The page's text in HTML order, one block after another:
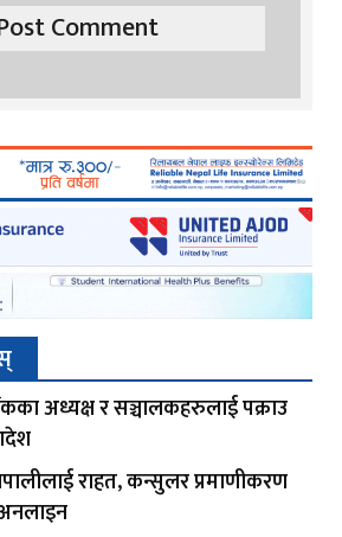
अध्यक्ष र सञ्चालकहरुलाई पक्राउ
राहत, कन्सुलर प्रमाणीकरण